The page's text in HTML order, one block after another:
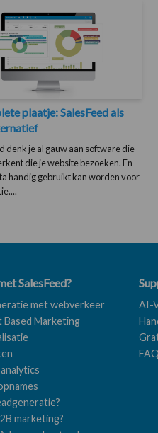
plaatje: SalesFeed als
denk je al gauw aan software die
die je website bezoeken. En
handig gebruikt kan worden voor
SalesFeed?
met webverkeer
Based Marketing
marketing?
AI-
FAQ